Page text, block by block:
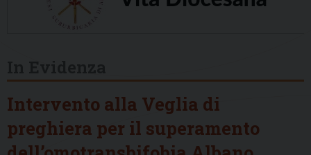
Intervento alla Veglia di
preghiera per il superamento